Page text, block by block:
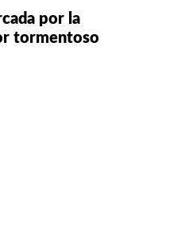
por la
tormentoso